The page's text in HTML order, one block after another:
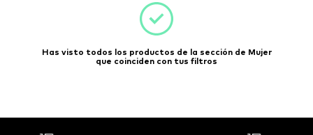
Has visto todos los productos de la sección de Mujer
que coinciden con tus filtros